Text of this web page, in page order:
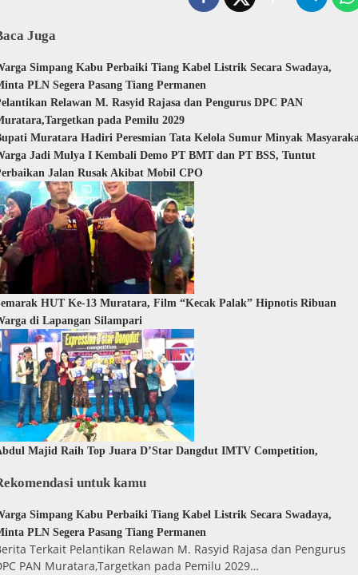
Juga
Simpang Kabu Perbaiki Tiang Kabel Listrik Secara Swadaya,
PLN Segera Pasang Tiang Permanen
Relawan M. Rasyid Rajasa dan Pengurus DPC PAN
pada Pemilu 2029
Muratara Hadiri Peresmian Tata Kelola Sumur Minyak
Jadi Mulya I Kembali Demo PT BMT dan PT BSS, Tuntut
Jalan Rusak Akibat Mobil CPO
HUT Ke-13 Muratara, Film “Kecak Palak” Hipnotis Ribuan
di Lapangan Silampari
Majid Raih Top Juara D’Star Dangdut IMTV Competition,
untuk kamu
Simpang Kabu Perbaiki Tiang Kabel Listrik Secara Swadaya,
PLN Segera Pasang Tiang Permanen
Terkait Pelantikan Relawan M. Rasyid Rajasa dan Pengurus
PAN Muratara,Targetkan pada Pemilu 2029…